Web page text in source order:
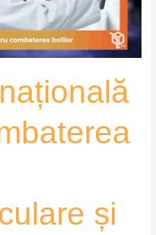
și